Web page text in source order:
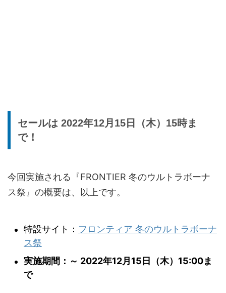
セールは 2022年12月15日（木）15時ま
で！
今回実施される『FRONTIER 冬のウルトラボーナ
ス祭』の概要は、以上です。
特設サイト： フロンティア 冬のウルトラボーナ
ス祭
実施期間：～ 2022年12月15日（木）15:00ま
で